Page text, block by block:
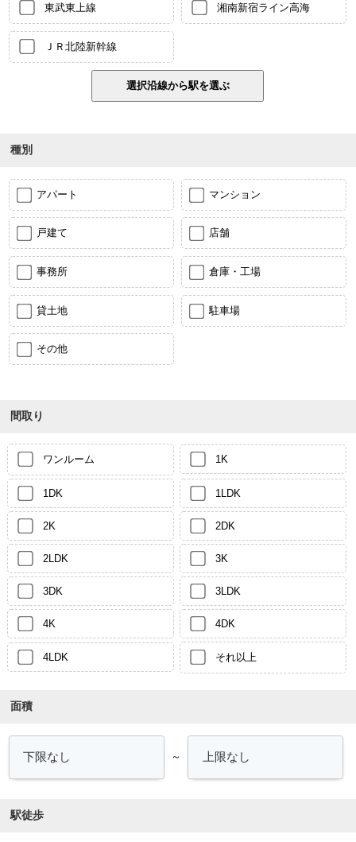
東武東上線 湘南新宿ライン高海
ＪＲ北陸新幹線
種別
アパート マンション
戸建て 店舗
事務所 倉庫・工場
貸土地 駐車場
その他
間取り
ワンルーム 1K
1DK 1LDK
2K 2DK
2LDK 3K
3DK 3LDK
4K 4DK
4LDK それ以上
面積
～
駅徒歩